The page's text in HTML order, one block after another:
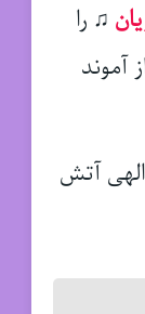
♫ را
آموند